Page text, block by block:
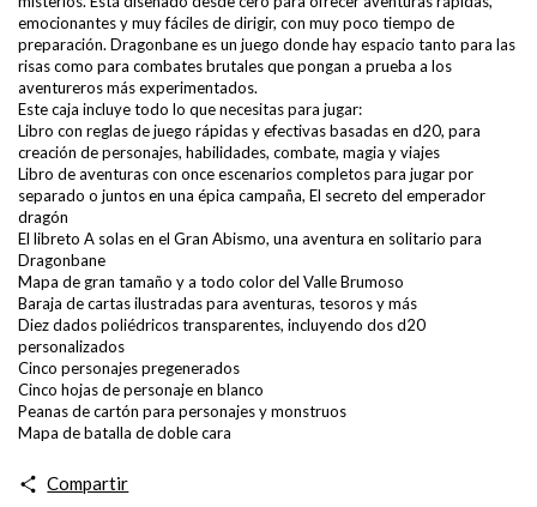
emocionantes y muy fáciles de dirigir, con muy poco tiempo de
preparación. Dragonbane es un juego donde hay espacio tanto para las
risas como para combates brutales que pongan a prueba a los
aventureros más experimentados.
Este caja incluye todo lo que necesitas para jugar:
Libro con reglas de juego rápidas y efectivas basadas en d20, para
creación de personajes, habilidades, combate, magia y viajes
Libro de aventuras con once escenarios completos para jugar por
separado o juntos en una épica campaña, El secreto del emperador
dragón
El libreto A solas en el Gran Abismo, una aventura en solitario para
Dragonbane
Mapa de gran tamaño y a todo color del Valle Brumoso
Baraja de cartas ilustradas para aventuras, tesoros y más
Diez dados poliédricos transparentes, incluyendo dos d20
personalizados
Cinco personajes pregenerados
Cinco hojas de personaje en blanco
Peanas de cartón para personajes y monstruos
Mapa de batalla de doble cara
Compartir